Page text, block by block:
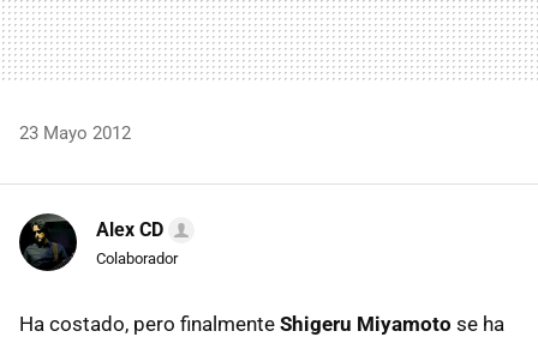
23 Mayo 2012
Alex CD
Colaborador
Ha costado, pero finalmente Shigeru Miyamoto se ha